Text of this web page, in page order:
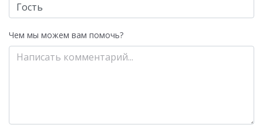
Чем мы можем вам помочь?